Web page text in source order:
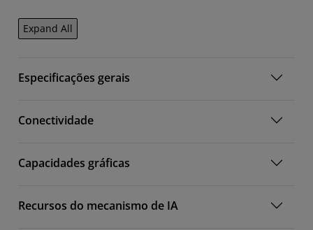
Expand All
Especificações gerais
Conectividade
Capacidades gráficas
Recursos do mecanismo de IA